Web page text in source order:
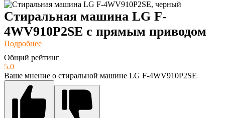
Стиральная машина LG F-
4WV910P2SE с прямым приводом
Подробнее
Общий рейтинг
5.0
Ваше мнение о стиральной машине LG F-4WV910P2SE